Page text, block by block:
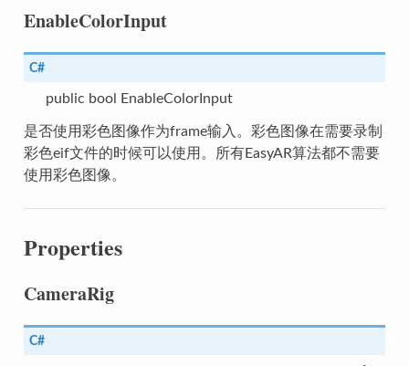
EnableColorInput
C#
public bool EnableColorInput
是否使用彩色图像作为frame输入。彩色图像在需要录制
彩色eif文件的时候可以使用。所有EasyAR算法都不需要
使用彩色图像。
Properties
CameraRig
C#